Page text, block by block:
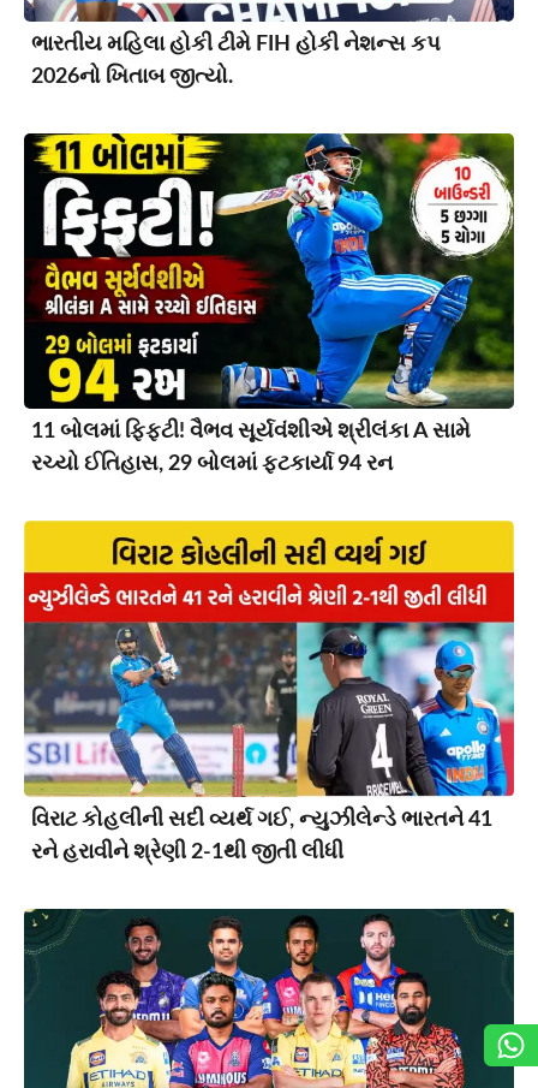
ભારતીય મહિલા હોકી ટીમે FIH હોકી નેશન્સ કપ
2026નો ખિતાબ જીત્યો.
11 બોલમાં ફિફ્ટી! વૈભવ સૂર્યવંશીએ શ્રીલંકા A સામે
રચ્યો ઈતિહાસ, 29 બોલમાં ફટકાર્યા 94 રન
વિરાટ કોહલીની સદી વ્યર્થ ગઈ, ન્યુઝીલેન્ડે ભારતને 41
રને હરાવીને શ્રેણી 2-1થી જીતી લીધી